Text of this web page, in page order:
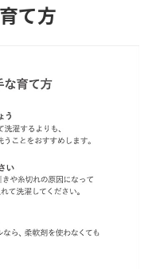
て方